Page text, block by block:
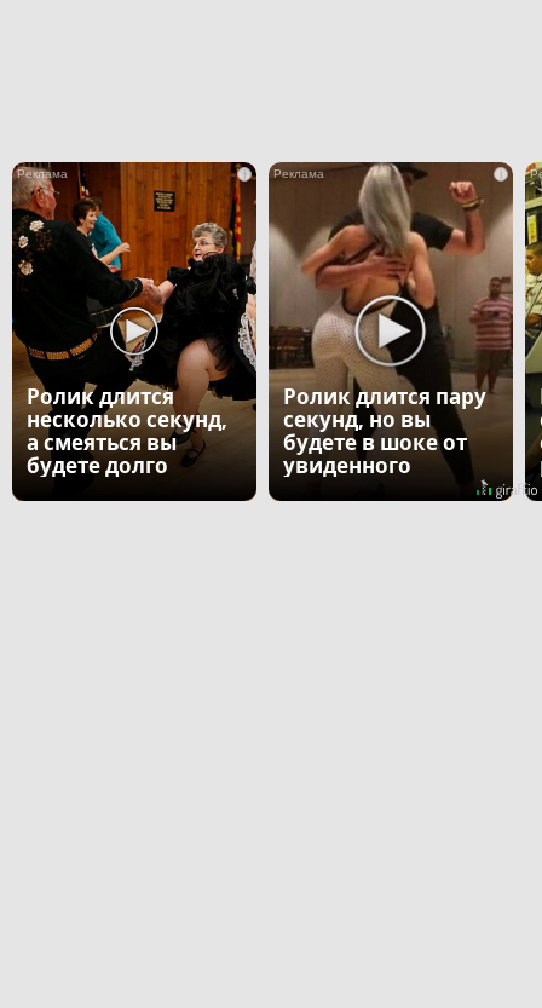
i
Ролик длится
несколько секунд,
а смеяться вы
будете долго
i
Ролик длится пару
секунд, но вы
будете в шоке от
увиденного